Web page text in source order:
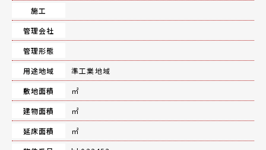
施工
管理会社
管理形態
用途地域
準工業地域
敷地面積
㎡
建物面積
㎡
延床面積
㎡